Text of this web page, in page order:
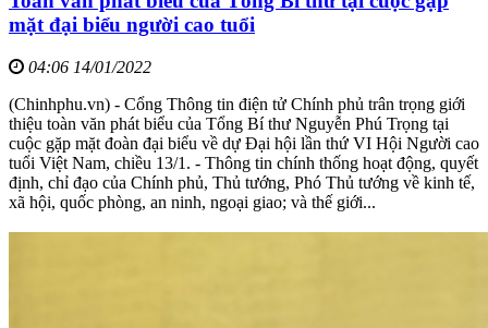
mặt đại biểu người cao tuổi
04:06 14/01/2022
(Chinhphu.vn) - Cổng Thông tin điện tử Chính phủ trân trọng giới
thiệu toàn văn phát biểu của Tổng Bí thư Nguyễn Phú Trọng tại
cuộc gặp mặt đoàn đại biểu về dự Đại hội lần thứ VI Hội Người cao
tuổi Việt Nam, chiều 13/1. - Thông tin chính thống hoạt động, quyết
định, chỉ đạo của Chính phủ, Thủ tướng, Phó Thủ tướng về kinh tế,
xã hội, quốc phòng, an ninh, ngoại giao; và thế giới...